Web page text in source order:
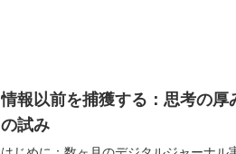
情報以前を捕獲する：思考の厚
の試み